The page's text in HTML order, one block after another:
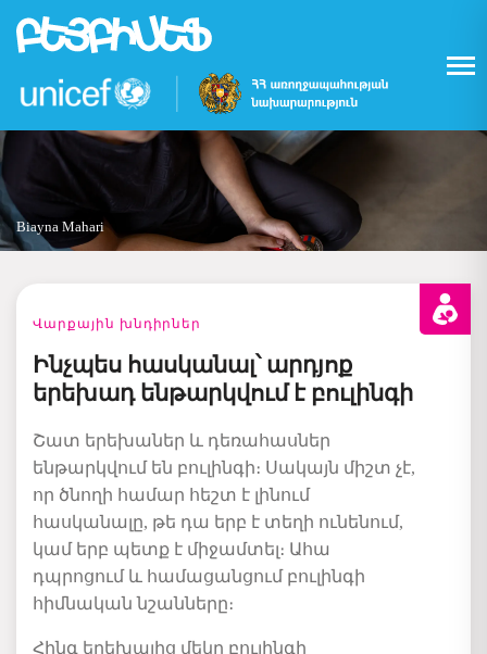
Skip
content
Biayna Mahari
Վարքային խնդիրներ
Ինչպես հասկանալ՝ արդյոք
երեխադ ենթարկվում է բուլինգի
Շատ երեխաներ և դեռահասներ
ենթարկվում են բուլինգի։ Սակայն միշտ չէ,
որ ծնողի համար հեշտ է լինում
հասկանալը, թե դա երբ է տեղի ունենում,
կամ երբ պետք է միջամտել։ Ահա
դպրոցում և համացանցումբուլինգի
հիմնական նշանները։
Հինգ երեխայից մեկը բուլինգի